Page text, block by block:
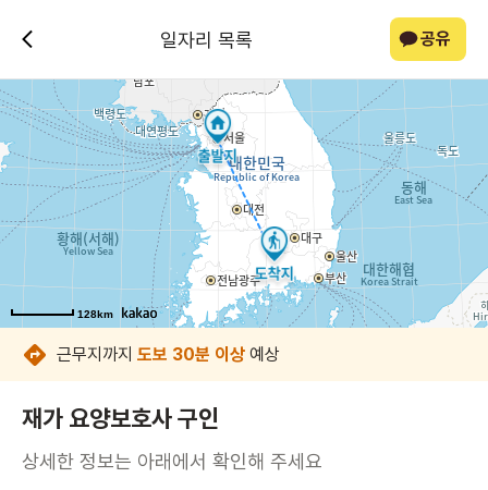
일자리 목록 공유
128km
128km
128km
128km
128km
128km
근무지까지 도보 30분 이상 예상
재가 요양보호사 구인
상세한 정보는 아래에서 확인해 주세요